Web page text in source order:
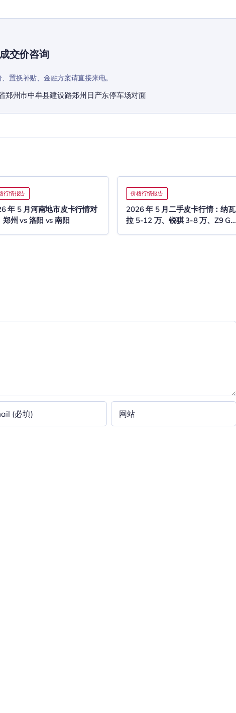
交价咨询
置换补贴、金融方案请直接来电。
州市中牟县建设路郑州日产东停车场对面
行情报告
年 5 月河南地市皮卡行情对
郑州 vs 洛阳 vs 南阳
价格行情报告
2026 年 5 月二手皮卡行情：纳瓦
拉 5-12 万、锐骐 3-8 万、Z9 GT